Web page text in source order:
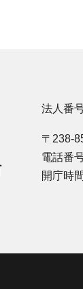
法人番
〒238-
電話番
開庁時